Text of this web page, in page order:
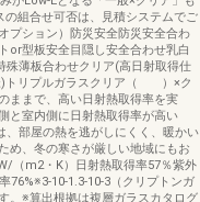
の組合せ可否は、見積システムでご
プション）防災安全防災安全合わ
or型板安全目隠し安全合わせ乳白
殊薄板合わせクリア(高日射取得仕
)トリプルガラスクリア（ ）×ク
まで、高い日射熱取得率を実
と室内側に日射熱取得率が高い
、部屋の熱を逃がしにくく、暖かい
め、冬の寒さが厳しい地域にもお
（m2・K）日射熱取得率57％紫外
76%※3-10-1.3-10-3（クリプトンガ
。※算出根拠は複層ガラスカタログ